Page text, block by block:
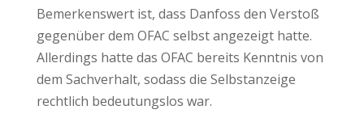
Bemerkenswert ist, dass Danfoss den Verstoß
gegenüber dem OFAC selbst angezeigt hatte.
Allerdings hatte das OFAC bereits Kenntnis von
dem Sachverhalt, sodass die Selbstanzeige
rechtlich bedeutungslos war.